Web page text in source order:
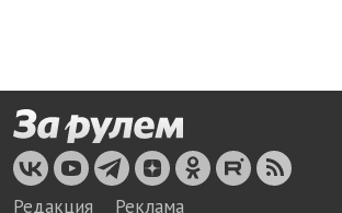
Редакция Реклама